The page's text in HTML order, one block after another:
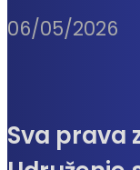
06/05/2026
Sva prava